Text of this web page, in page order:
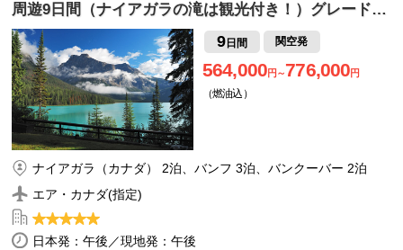
周遊9日間（ナイアガラの滝は観光付き！）グレード…
9日間 関空発
564,000円～776,000円
（燃油込）
ナイアガラ（カナダ） 2泊、バンフ 3泊、バンクーバー 2泊
エア・カナダ(指定)
日本発：午後／現地発：午後